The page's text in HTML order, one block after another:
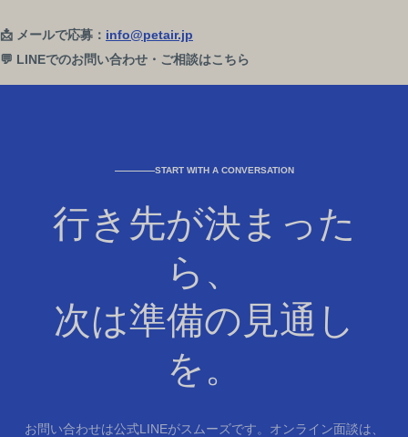
📩 メールで応募： info@petair.jp
💬 LINEでのお問い合わせ・ご相談はこちら
START WITH A CONVERSATION
行き先が決まった
ら、
次は準備の見通し
を。
お問い合わせは公式LINEがスムーズです。オンライン面談は、